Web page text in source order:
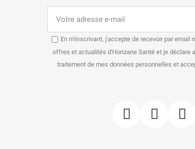
En m'inscrivant, j'accepte de recevoir par email
offres et actualités d'Horizane Santé et je déclare
traitement de mes données personnelles et